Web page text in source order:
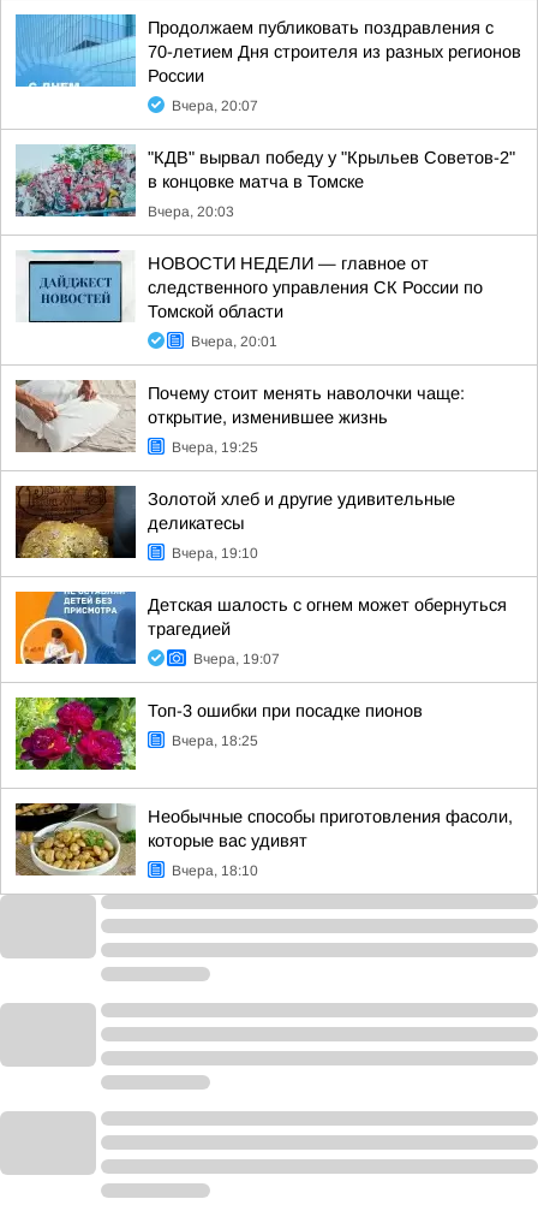
Продолжаем публиковать поздравления с
70-летием Дня строителя из разных регионов
России
Вчера, 20:07
"КДВ" вырвал победу у "Крыльев Советов-2"
в концовке матча в Томске
Вчера, 20:03
НОВОСТИ НЕДЕЛИ — главное от
следственного управления СК России по
Томской области
Вчера, 20:01
Почему стоит менять наволочки чаще:
открытие, изменившее жизнь
Вчера, 19:25
Золотой хлеб и другие удивительные
деликатесы
Вчера, 19:10
Детская шалость с огнем может обернуться
трагедией
Вчера, 19:07
Топ-3 ошибки при посадке пионов
Вчера, 18:25
Необычные способы приготовления фасоли,
которые вас удивят
Вчера, 18:10